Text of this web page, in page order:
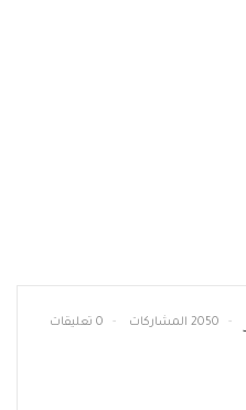
2050 المشاركات 0 تعليقات